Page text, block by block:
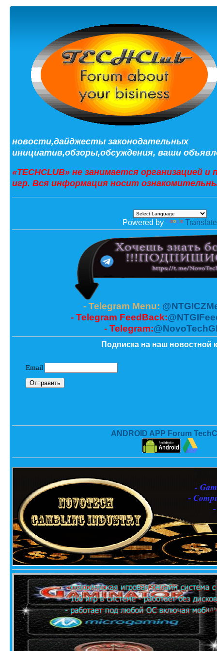
новости,дайджесты законодательных
инициатив,обзоры,обсуждения, ваши
«TECHCLUB» не занимается организацией
игр. Вся информация носит
Powered by Translate
- Telegram Menu:
- Telegram FeedBack:
- Telegram:
Подписка на наш новостной
ANDROID APP Forum